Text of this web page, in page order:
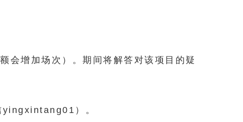
会增加场次）。期间将解答对该项目的疑
yingxintang01）。